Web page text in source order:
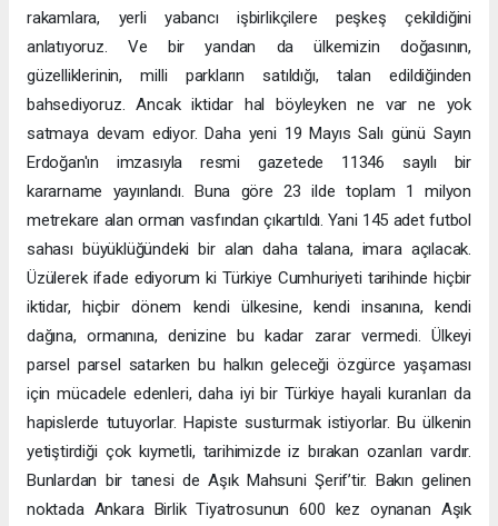
rakamlara, yerli yabancı işbirlikçilere peşkeş çekildiğini
anlatıyoruz. Ve bir yandan da ülkemizin doğasının,
güzelliklerinin, milli parkların satıldığı, talan edildiğinden
bahsediyoruz. Ancak iktidar hal böyleyken ne var ne yok
satmaya devam ediyor. Daha yeni 19 Mayıs Salı günü Sayın
Erdoğan'ın imzasıyla resmi gazetede 11346 sayılı bir
kararname yayınlandı. Buna göre 23 ilde toplam 1 milyon
metrekare alan orman vasfından çıkartıldı. Yani 145 adet futbol
sahası büyüklüğündeki bir alan daha talana, imara açılacak.
Üzülerek ifade ediyorum ki Türkiye Cumhuriyeti tarihinde hiçbir
iktidar, hiçbir dönem kendi ülkesine, kendi insanına, kendi
dağına, ormanına, denizine bu kadar zarar vermedi. Ülkeyi
parsel parsel satarken bu halkın geleceği özgürce yaşaması
için mücadele edenleri, daha iyi bir Türkiye hayali kuranları da
hapislerde tutuyorlar. Hapiste susturmak istiyorlar. Bu ülkenin
yetiştirdiği çok kıymetli, tarihimizde iz bırakan ozanları vardır.
Bunlardan bir tanesi de Aşık Mahsuni Şerif’tir. Bakın gelinen
noktada Ankara Birlik Tiyatrosunun 600 kez oynanan Aşık